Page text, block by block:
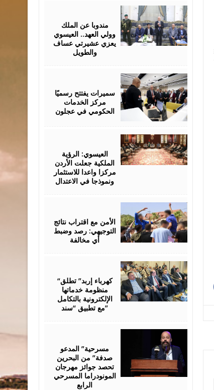
مندوبا عن الملك
وولي العهد.. العيسوي
يعزي عشيرتي عساف
والطويل
سميرات يفتتح رسميًا
مركز الخدمات
الحكومي في عجلون
2026
العيسوي: الرؤية
الملكية جعلت الأردن
مركزا واعدا للاستثمار
ونموذجا في الاعتدال
الأمن مع اقتراب نتائج
التوجيهي: رصد وضبط
أي مخالفة
2026
“كهرباء إربد” تطلق
منظومة خدماتها
الإلكترونية بالتكامل
مع تطبيق “سند”
مسرحية” المدعو
صدفة” من البحرين
تحصد جوائز مهرجان
المونودراما المسرحي
الرابع